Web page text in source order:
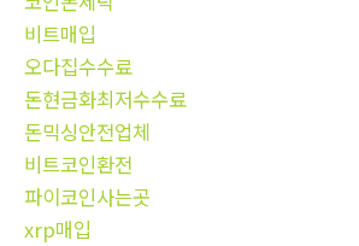
비트매입
오다집수수료
돈현금화최저수수료
돈믹싱안전업체
비트코인환전
파이코인사는곳
xrp매입